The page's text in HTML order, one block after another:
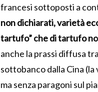
francesi sottoposti a
non dichiarati, varietà
tartufo” che di tartufo
anche la prassi diffusa
sottobanco dalla Cina (la
ma senza paragoni sul